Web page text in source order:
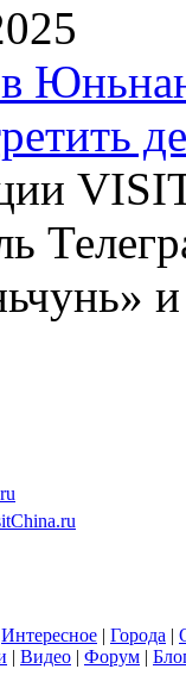
Интересное | Города |
| Видео | Форум |